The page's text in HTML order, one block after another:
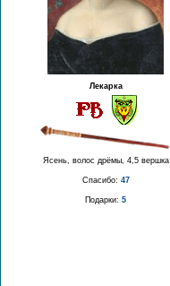
Лекарка
Ясень, волос дрёмы, 4,5 вершка
Спасибо: 47
Подарки: 5